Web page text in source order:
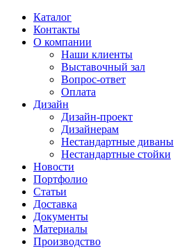
Каталог
Контакты
О компании
Наши клиенты
Выставочный зал
Вопрос-ответ
Оплата
Дизайн
Дизайн-проект
Дизайнерам
Нестандартные диваны
Нестандартные стойки
Новости
Портфолио
Статьи
Доставка
Документы
Материалы
Производство